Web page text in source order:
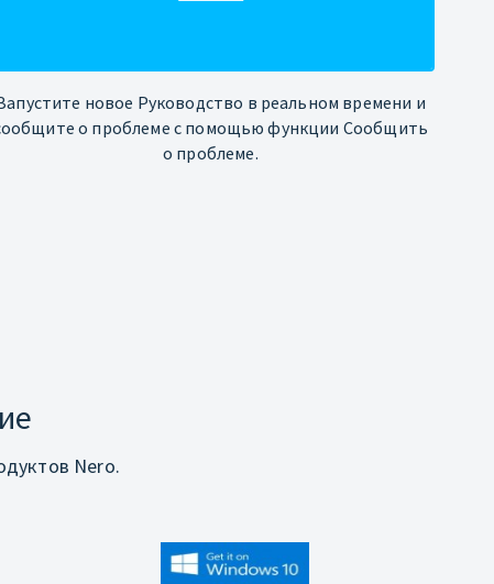
новое Руководство в реальном времени и
о проблеме с помощью функции Сообщить
о проблеме.
Nero.